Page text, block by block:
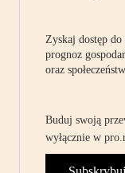
Zyskaj dostęp
prognoz
oraz
Buduj swoją
wyłącznie w